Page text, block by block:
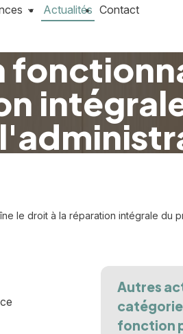
Actualités Contact
le droit à la réparation intégrale du
Autres
catégorie
fonction